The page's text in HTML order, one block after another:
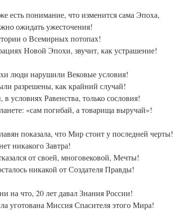
есть понимание, что изменится сама Эпоха,
ожидать ужесточения!
о Всемирных потопах!
Новой Эпохи, звучит, как устрашение!
люди нарушили Вековые условия!
разрешены, как крайний случай!
условиях Равенства, только сословия!
«сам погибай, а товарища выручай»!
показала, что Мир стоит у последней черты!
никакого Завтра!
от своей, многовековой, Мечты!
никакой от Создателя Правды!
на что, 20 лет давал Знания России!
уготована Миссия Спасителя этого Мира!